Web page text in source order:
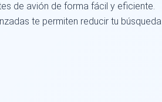
de avión de forma fácil y eficiente.
te permiten reducir tu